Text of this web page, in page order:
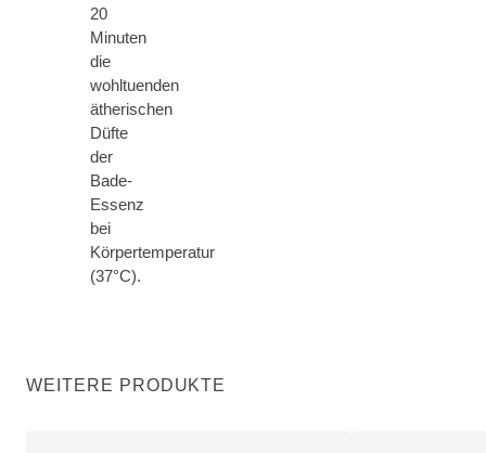
20
Minuten
die
wohltuenden
ätherischen
Düfte
der
Bade-
Essenz
bei
Körpertemperatur
(37°C).
WEITERE PRODUKTE